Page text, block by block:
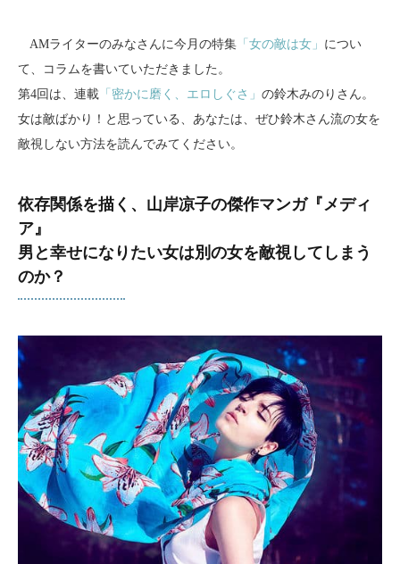
AMライターのみなさんに今月の特集 「女の敵は女」 につい
て、コラムを書いていただきました。
第4回は、連載 「密かに磨く、エロしぐさ」 の鈴木みのりさん。
女は敵ばかり！と思っている、あなたは、ぜひ鈴木さん流の女を
敵視しない方法を読んでみてください。
依存関係を描く、山岸凉子の傑作マンガ『メディ
ア』
男と幸せになりたい女は別の女を敵視してしまう
のか？